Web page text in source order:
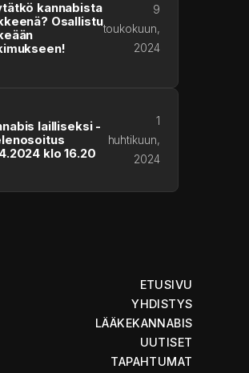
kannabista
Osallistu
9
toukokuun,
2024
lailliseksi -
klo 16.20
1
huhtikuun,
2024
ETUSIVU
YHDISTYS
LÄÄKEKANNABIS
UUTISET
TAPAHTUMAT